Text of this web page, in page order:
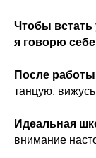
Чтобы встать
я говорю
После
танцую,
Идеальная
внимание